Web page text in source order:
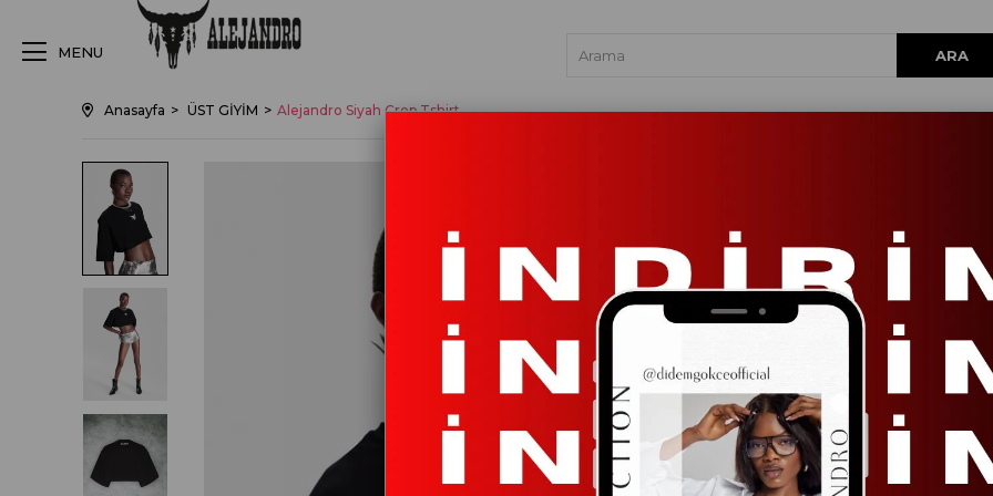
MENU
Anasayfa ÜST GİYİM Alejandro Siyah Crop Tshirt
%100 cotton - Etek Genişliği 58
₺540,00
Renk
Siyah
Beden